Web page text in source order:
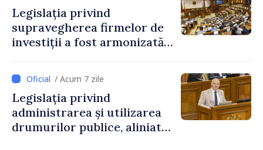
Legislația privind
supravegherea firmelor de
investiții a fost armonizată
/ Acum 7 zile
Legislația privind
administrarea și utilizarea
drumurilor publice, aliniată